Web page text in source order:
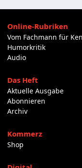
Online-Rubriken
Vom Fachmann für
Humorkritik
Audio
Das Heft
Aktuelle Ausgabe
Abonnieren
Archiv
Kommerz
Shop